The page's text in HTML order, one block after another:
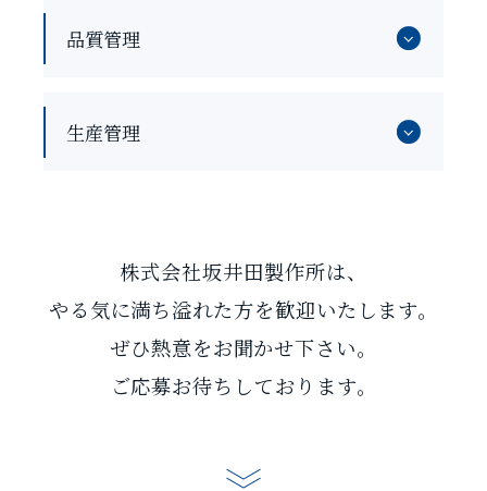
品質管理
生産管理
株式会社坂井田製作所は、
やる気に満ち溢れた方を歓迎いたします。
ぜひ熱意をお聞かせ下さい。
ご応募お待ちしております。